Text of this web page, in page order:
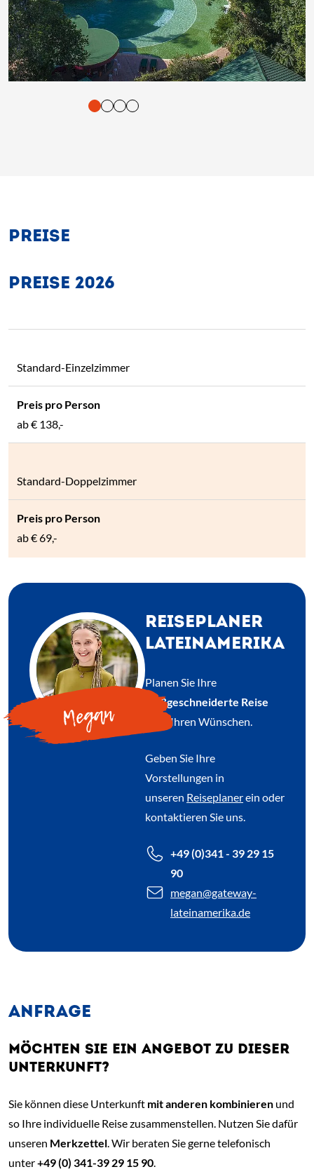
und Vorlesen der Inhalte mit Leertaste oder Tabulator-
PREISE
PREISE 2026
Standard-Einzelzimmer
ab€ 138,-
Standard-Doppelzimmer
ab€ 69,-
Megan
REISEPLANER
LATEINAMERIKA
Planen Sie Ihre
maßgeschneiderte Reise
nach Ihren Wünschen.
Geben Sie Ihre
Vorstellungen in
unseren Reiseplanerein oder
kontaktieren Sie uns.
+49 (0)341 - 39 29 15
90
megan@gateway-
lateinamerika.de
ANFRAGE
MÖCHTEN SIE EIN ANGEBOT ZU DIESER
UNTERKUNFT?
Sie können diese Unterkunft mit anderen kombinieren und
so Ihre individuelle Reise zusammenstellen. Nutzen Sie dafür
unseren Merkzettel . Wir beraten Sie gerne telefonisch
unter+49 (0) 341-39 29 15 90